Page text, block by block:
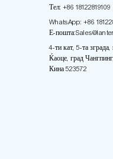
Тел: +86 18122819109
WhatsApp: +86
Е-пошта:
4-ти кат, 5-та
Ќаоце, град
Кина 523572